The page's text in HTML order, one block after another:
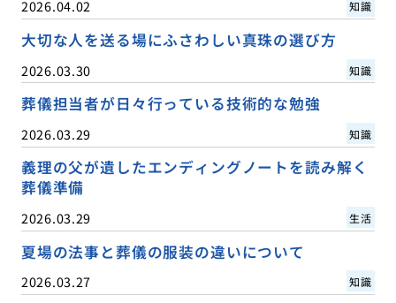
2026.04.02 知識
大切な人を送る場にふさわしい真珠の選び方
2026.03.30 知識
葬儀担当者が日々行っている技術的な勉強
2026.03.29 知識
義理の父が遺したエンディングノートを読み解く
葬儀準備
2026.03.29 生活
夏場の法事と葬儀の服装の違いについて
2026.03.27 知識